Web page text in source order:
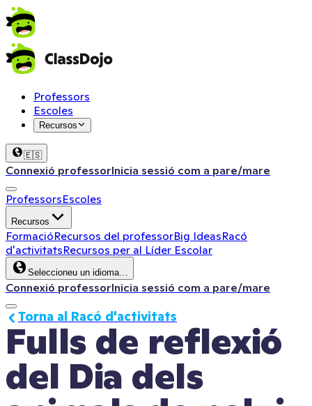
Professors
Escoles
Recursos
🇪🇸
Connexió professorInicia sessió com a pare/mare
ProfessorsEscoles
Recursos
FormacióRecursos del professorBig IdeasRacó
d'activitatsRecursos per al Líder Escolar
Seleccioneu un idioma…
Connexió professorInicia sessió com a pare/mare
Fulls de reflexió
del Dia dels
Torna al Racó d'activitats